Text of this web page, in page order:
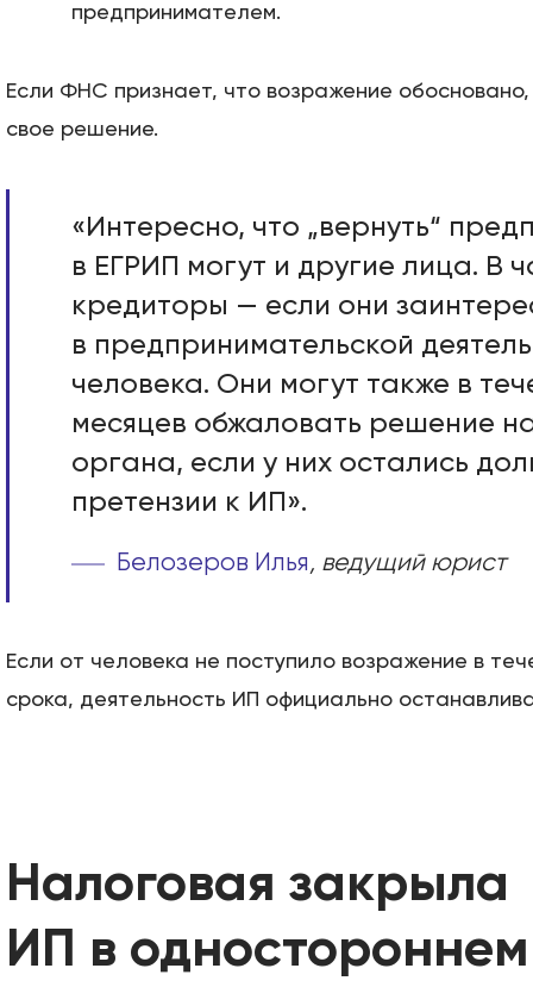
предпринимателем.
Если ФНС признает, что возражение
свое решение.
«Интересно, что „вернуть“
в ЕГРИП могут и другие лица. В
кредиторы — если они
в предпринимательской
человека. Они могут также в
месяцев обжаловать решение
органа, если у них остались
претензии к ИП».
Белозеров Илья, ведущий юрист
Если от человека не поступило возражение в
срока, деятельность ИП официально
Налоговая закрыла
ИП в одностороннем